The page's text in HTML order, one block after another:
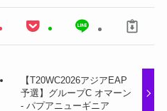
【T20WC2026アジアEAP
予選】グループC オマーン
- パプアニューギニア